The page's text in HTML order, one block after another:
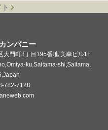
ンパニー
大門町3丁目195番地 美幸ビル1F
ku,Saitama-shi,Saitama,
782-7128